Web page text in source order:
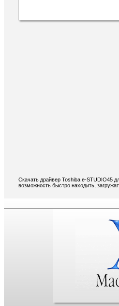
Скачать драйвер Toshiba e-STUDIO45
возможность быстро находить,